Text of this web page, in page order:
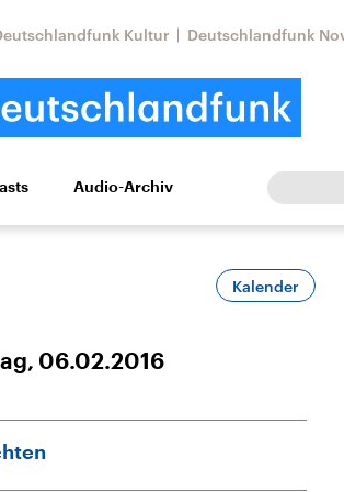
Kultur Deutschlandfunk
Kultur Europa
Nahostkonflikt
Audio-Archiv
Kalender
06.02.2016